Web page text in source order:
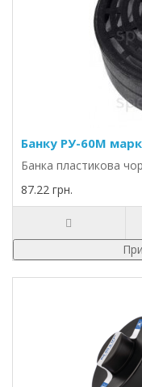
Банку РУ-60М
Банка пластикова
87.22 грн.